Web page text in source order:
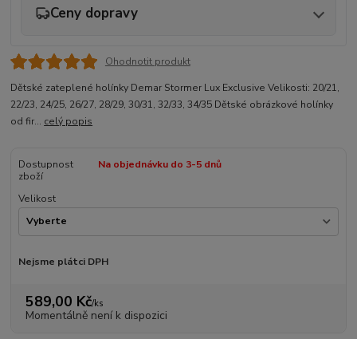
Ceny dopravy
Ohodnotit produkt
Dětské zateplené holínky Demar Stormer Lux Exclusive Velikosti: 20/21,
22/23, 24/25, 26/27, 28/29, 30/31, 32/33, 34/35 Dětské obrázkové holínky
od fir... celý popis
Dostupnost
zboží
Na objednávku do 3-5 dnů
Velikost
Nejsme plátci DPH
589,00 Kč/ks
Momentálně není k dispozici